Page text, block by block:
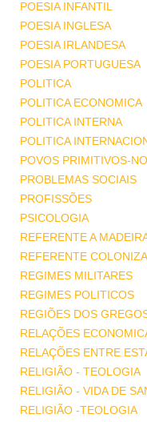
POESIA INFANTIL
POESIA INGLESA
POESIA IRLANDESA
POESIA PORTUGUESA
POLITICA
POLITICA ECONOMICA
POLITICA INTERNA
POLITICA
POVOS PRIMITIVOS-
PROBLEMAS SOCIAIS
PROFISSÕES
PSICOLOGIA
REFERENTE A
REFERENTE
REGIMES MILITARES
REGIMES POLITICOS
REGIÕES DOS
RELAÇÕES
RELAÇÕES ENTRE
RELIGIÃO - TEOLOGIA
RELIGIÃO - VIDA DE
RELIGIÃO -TEOLOGIA